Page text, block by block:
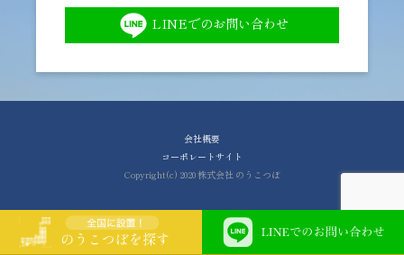
LINEでのお問い合わせ
会社概要
コーポレートサイト
Copyright(c) 2020 株式会社 のうこつぼ